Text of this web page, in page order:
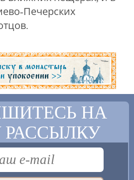
Печерских
НА